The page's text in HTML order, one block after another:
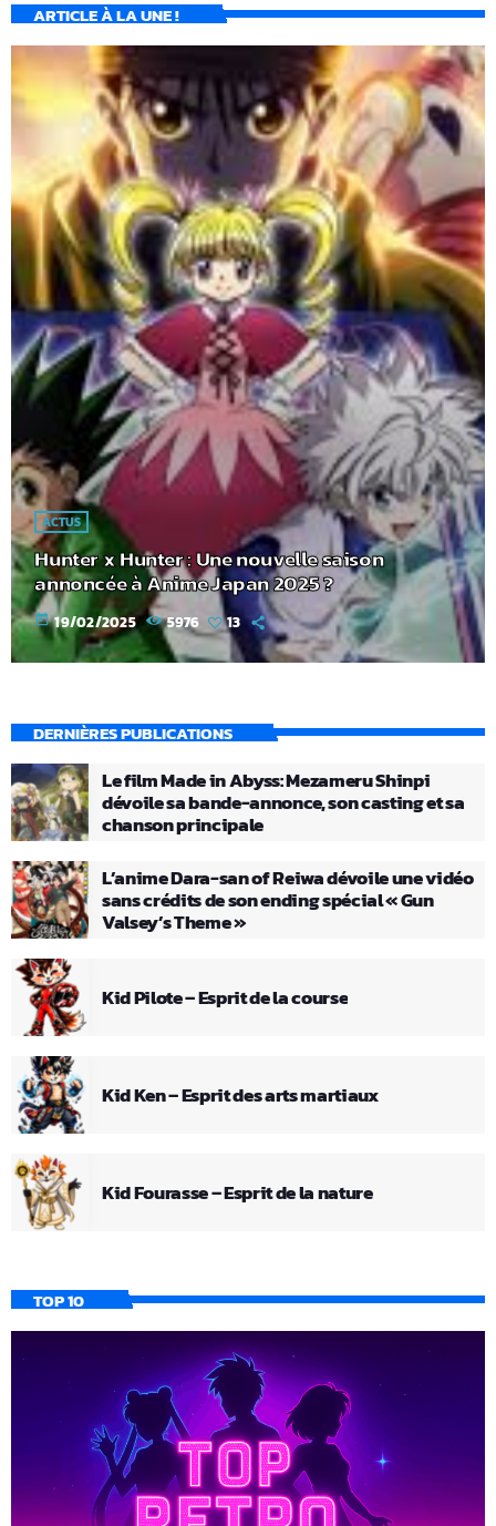
ARTICLE À LA UNE !
ACTUS
Hunter x Hunter : Une nouvelle saison
annoncée à Anime Japan 2025 ?
today 19/02/2025 5976 13
DERNIÈRES PUBLICATIONS
Le film Made in Abyss: Mezameru Shinpi
dévoile sa bande-annonce, son casting et sa
chanson principale
L’anime Dara-san of Reiwa dévoile une vidéo
sans crédits de son ending spécial « Gun
Valsey’s Theme »
Kid Pilote – Esprit de la course
Kid Ken – Esprit des arts martiaux
Kid Fourasse – Esprit de la nature
TOP 10